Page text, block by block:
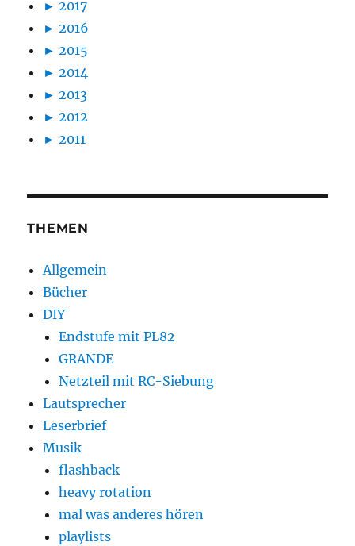
►2017
►2016
►2015
►2014
►2013
►2012
►2011
THEMEN
Allgemein
Bücher
DIY
Endstufe mit PL82
GRANDE
Netzteil mit RC-Siebung
Lautsprecher
Leserbrief
Musik
flashback
heavy rotation
mal was anderes hören
playlists